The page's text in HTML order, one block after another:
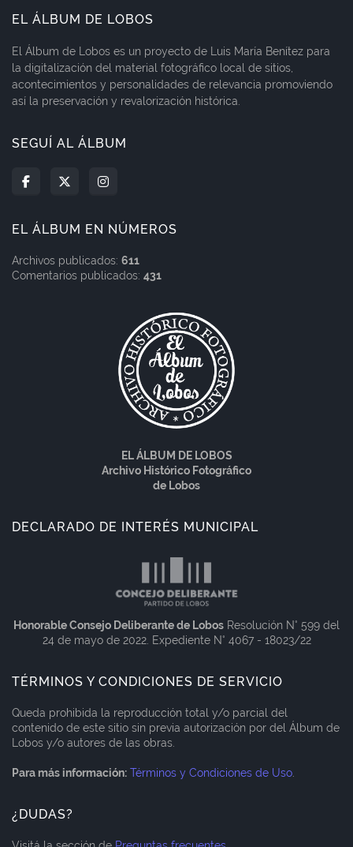
EL ÁLBUM DE LOBOS
El Álbum de Lobos es un proyecto de Luis María Benítez para
la digitalización del material fotográfico local de sitios,
acontecimientos y personalidades de relevancia promoviendo
así la preservación y revalorización histórica.
SEGUÍ AL ÁLBUM
EL ÁLBUM EN NÚMEROS
Archivos publicados: 611
Comentarios publicados: 431
EL ÁLBUM DE LOBOS
Archivo Histórico Fotográfico
de Lobos
DECLARADO DE INTERÉS MUNICIPAL
Honorable Consejo Deliberante de Lobos Resolución N° 599 del
24 de mayo de 2022. Expediente N° 4067 - 18023/22
TÉRMINOS Y CONDICIONES DE SERVICIO
Queda prohibida la reproducción total y/o parcial del
contenido de este sitio sin previa autorización por del Álbum de
Lobos y/o autores de las obras.
Para más información: Términos y Condiciones de Uso
¿DUDAS?